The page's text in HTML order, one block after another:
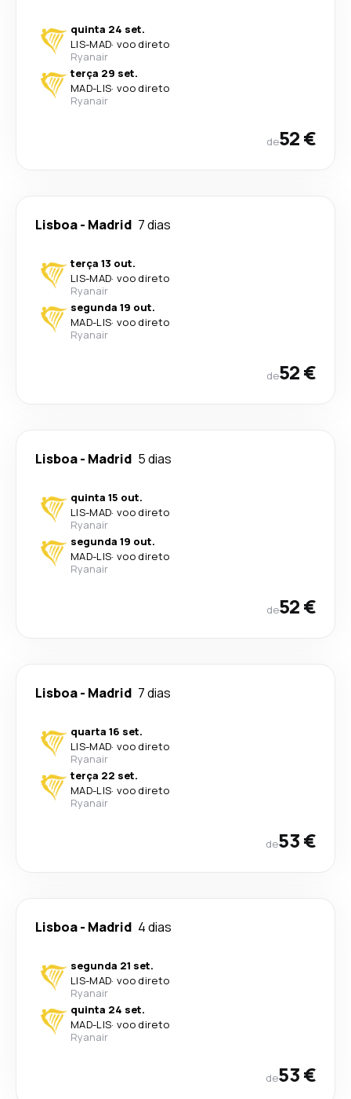
quinta 24 set.
LIS-MAD· voo direto
Ryanair
terça 29 set.
MAD-LIS· voo direto
Ryanair
de52 €
Lisboa- Madrid 7 dias
terça 13 out.
LIS-MAD· voo direto
Ryanair
segunda 19 out.
MAD-LIS· voo direto
Ryanair
de52 €
Lisboa- Madrid 5 dias
quinta 15 out.
LIS-MAD· voo direto
Ryanair
segunda 19 out.
MAD-LIS· voo direto
Ryanair
de52 €
Lisboa- Madrid 7 dias
quarta 16 set.
LIS-MAD· voo direto
Ryanair
terça 22 set.
MAD-LIS· voo direto
Ryanair
de53 €
Lisboa- Madrid 4 dias
segunda 21 set.
LIS-MAD· voo direto
Ryanair
quinta 24 set.
MAD-LIS· voo direto
Ryanair
de53 €